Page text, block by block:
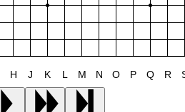
H J K L M N O P Q R